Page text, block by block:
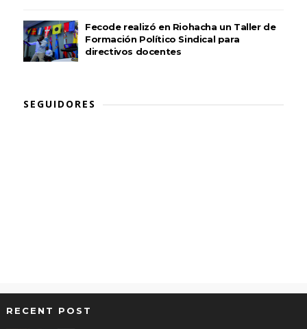
Fecode realizó en Riohacha un Taller de
Formación Político Sindical para
directivos docentes
SEGUIDORES
RECENT POST